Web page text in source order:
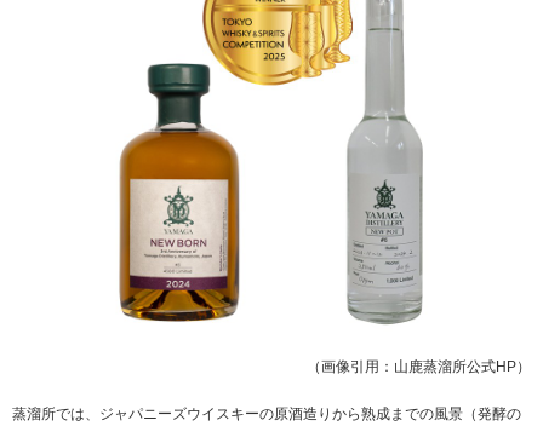
（画像引用：山鹿蒸溜所公式HP）
蒸溜所では、ジャパニーズウイスキーの原酒造りから熟成までの風景（発酵の